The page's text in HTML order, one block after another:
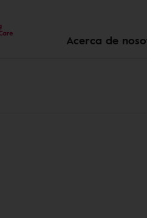
Acerca de